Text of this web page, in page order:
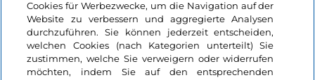
Bleiben wir in Kontakt
Cookies für Werbezwecke, um die Navigation auf der
Website zu verbessern und aggregierte Analysen
durchzuführen. Sie können jederzeit entscheiden,
welchen Cookies (nach Kategorien unterteilt) Sie
zustimmen, welche Sie verweigern oder widerrufen
möchten, indem Sie auf den entsprechenden